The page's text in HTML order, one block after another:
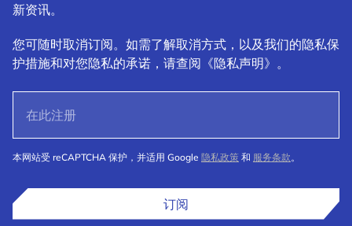
新资讯。
您可随时取消订阅。如需了解取消方式，以及我们的隐私保
护措施和对您隐私的承诺，请查阅《隐私声明》。
本网站受 reCAPTCHA 保护，并适用 Google 隐私政策 和 服务条款 。
订阅